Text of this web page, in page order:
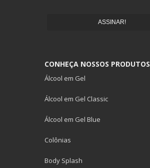
ASSINAR!
CONHEÇA NOSSOS PRODUTOS
Álcool em Gel
Álcool em Gel Classic
Álcool em Gel Blue
Colônias
Body Splash